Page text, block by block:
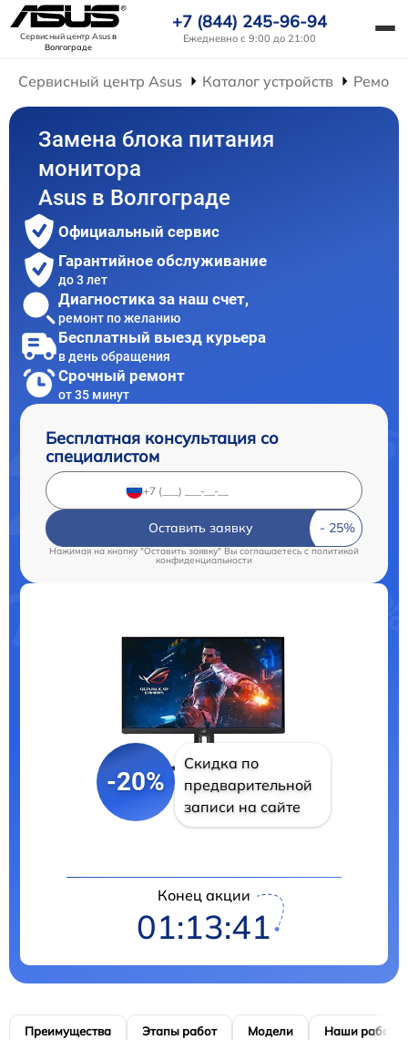
Сервисный центр Asusв
Волгограде
+7 (844) 245-96-94
Ежедневно с 9:00 до 21:00
Сервисный центр Asus Каталог устройств
Замена блока питания
монитора
Asus в Волгограде
Официальный сервис
Гарантийное обслуживание
до 3 лет
Диагностика за наш счет,
ремонт по желанию
Бесплатный выезд курьера
в день обращения
Срочный ремонт
от 35 минут
Бесплатная консультация со
специалистом
Оставить заявку
Нажимая на кнопку "Оставить заявку" Вы соглашаетесь c политикой
конфиденциальности
-20%
Скидка по
предварительной
записи на сайте
Конец акции
01:13:40
Преимущества Этапы работ Модели Наши работы